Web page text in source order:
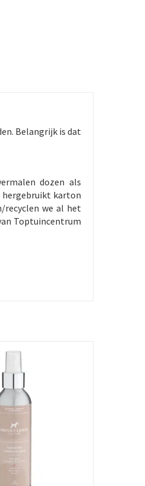
Belangrijk is dat
dozen als
hergebruikt karton
recyclen we al het
Toptuincentrum